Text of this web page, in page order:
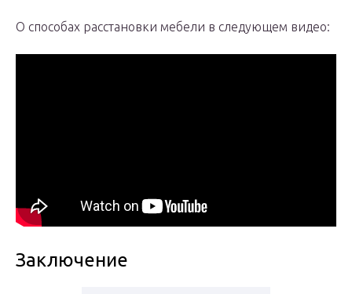
О способах расстановки мебели в следующем видео:
Заключение